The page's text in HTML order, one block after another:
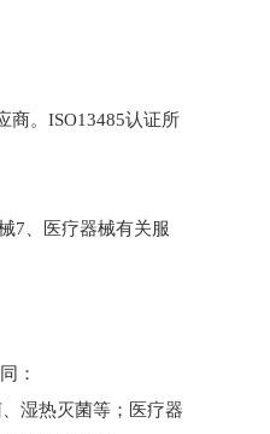
商。ISO13485认证所
7、医疗器械有关服
：
湿热灭菌等；医疗器